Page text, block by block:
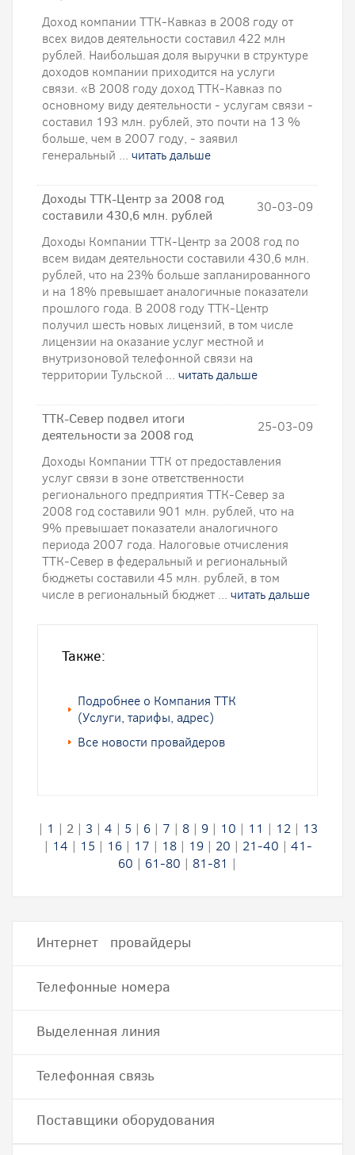
Доход компании ТТК-Кавказ в 2008 году от
всех видов деятельности составил 422 млн
рублей. Наибольшая доля выручки в структуре
доходов компании приходится на услуги
связи. «В 2008 году доход ТТК-Кавказ по
основному виду деятельности - услугам связи -
составил 193 млн. рублей, это почти на 13 %
больше, чем в 2007 году, - заявил
генеральный ... читать дальше
Доходы ТТК-Центр за 2008 год
составили 430,6 млн. рублей
30-03-09
Доходы Компании ТТК-Центр за 2008 год по
всем видам деятельности составили 430,6 млн.
рублей, что на 23% больше запланированного
и на 18% превышает аналогичные показатели
прошлого года. В 2008 году ТТК-Центр
получил шесть новых лицензий, в том числе
лицензии на оказание услуг местной и
внутризоновой телефонной связи на
территории Тульской ... читать дальше
ТТК-Север подвел итоги
деятельности за 2008 год
25-03-09
Доходы Компании ТТК от предоставления
услуг связи в зоне ответственности
регионального предприятия ТТК-Север за
2008 год составили 901 млн. рублей, что на
9% превышает показатели аналогичного
периода 2007 года. Налоговые отчисления
ТТК-Север в федеральный и региональный
бюджеты составили 45 млн. рублей, в том
числе в региональный бюджет ... читать дальше
Также:
Подробнее о Компания ТТК
(Услуги, тарифы, адрес)
Все новости провайдеров
| 1 | 2| 3 | 4 | 5 | 6| 7 | 8| 9| 10 | 11 | 12| 13
| 14 | 15 | 16| 17 | 18| 19| 20 | 21-40 | 41-
60 | 61-80 | 81-81 |
Интернет провайдеры
Телефонные номера
Выделенная линия
Телефонная связь
Поставщики оборудования